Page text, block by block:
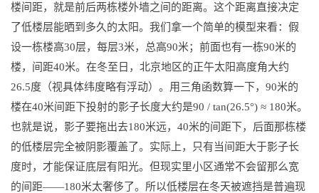
楼间距，就是前后两栋楼外墙之间的距离。这个距离直接决定
了低楼层能晒到多久的太阳。我们拿一个简单的模型来看：假
设一栋楼高30层，每层3米，总高90米；前面也有一栋90米的
楼，间距40米。在冬至日，北京地区的正午太阳高度角大约
26.5度（视具体纬度略有浮动）。用三角函数算一下，90米的
楼在40米间距下投射的影子长度大约是90 / tan(26.5°) ≈ 180米。
也就是说，影子要拖出去180米远，40米的间距下，后面那栋楼
的低楼层完全被阴影覆盖了。实际上，只有当间距大于影子长
度时，才能保证底层有阳光。但现实里小区通常不会留那么宽
的间距——180米太奢侈了。所以低楼层在冬天被遮挡是普遍现